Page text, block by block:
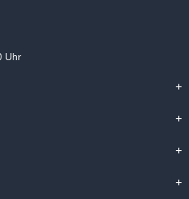
Uhr
+
+
+
+